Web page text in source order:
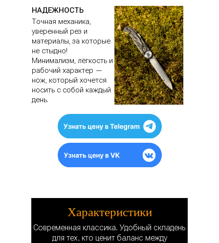
НАДЕЖНОСТЬ
Точная механика,
уверенный рез и
материалы, за которые
не стыдно!
Минимализм, лёгкость и
рабочий характер —
нож, который хочется
носить с собой каждый
день.
Современная классика. Удобный складень
для тех, кто ценит баланс между
Характеристики